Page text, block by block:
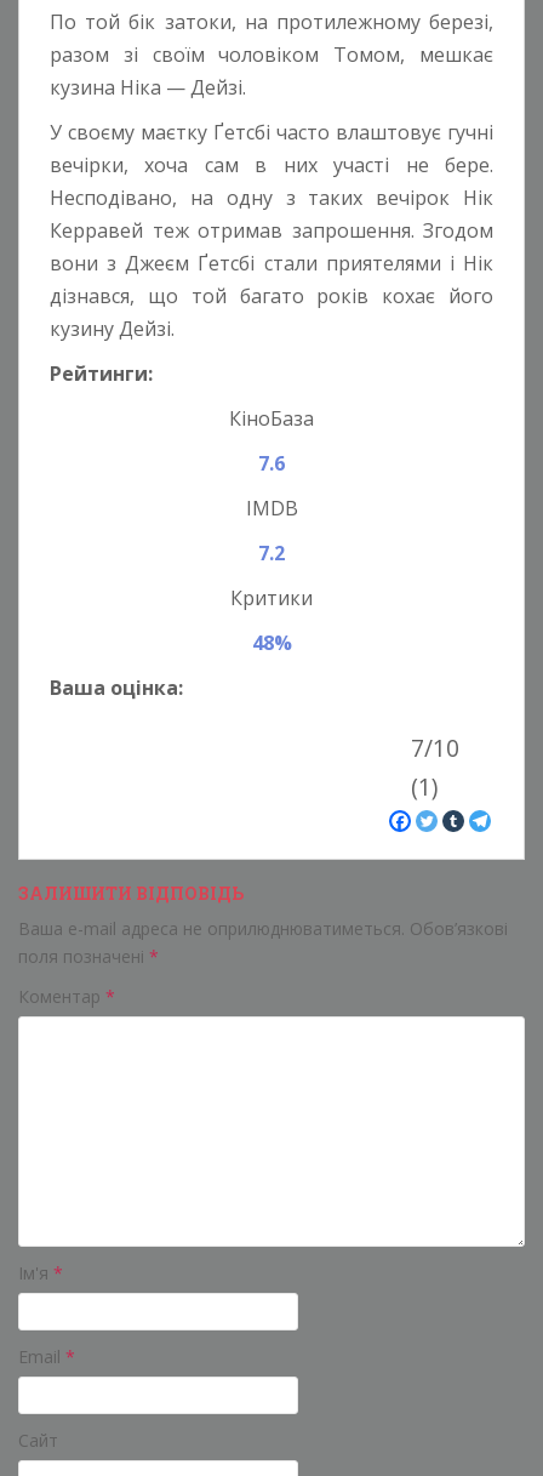
По той бік затоки, на протилежному березі,
разом зі своїм чоловіком Томом, мешкає
кузина Ніка — Дейзі.
У своєму маєтку Ґетсбі часто влаштовує гучні
вечірки, хоча сам в них участі не бере.
Несподівано, на одну з таких вечірок Нік
Керравей теж отримав запрошення. Згодом
вони з Джеєм Ґетсбі стали приятелями і Нік
дізнався, що той багато років кохає його
кузину Дейзі.
Рейтинги:
КіноБаза
7.6
IMDB
7.2
Критики
48%
Ваша оцінка:
7/10
(1)
ЗАЛИШИТИ ВІДПОВІДЬ
Ваша e-mail адреса не оприлюднюватиметься. Обов’язкові
поля позначені *
Коментар *
Ім'я *
Email *
Сайт